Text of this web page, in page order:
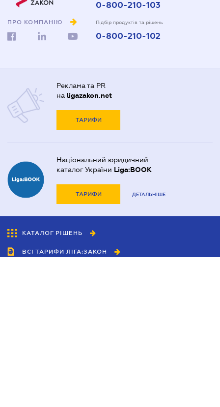
ПРО КОМПАНІЮ
0-800-210-103
Підбір продуктів та рішень
0-800-210-102
Реклама та PR
на ligazakon.net
ТАРИФИ
Національний юридичний
каталог України Liga:BOOK
ТАРИФИ ДЕТАЛЬНІШЕ
КАТАЛОГ РІШЕНЬ
ВСІ ТАРИФИ ЛІГА:ЗАКОН